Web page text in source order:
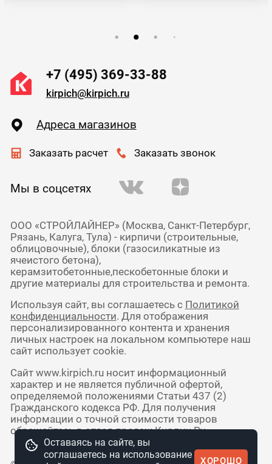
+7 (495) 369-33-88
kirpich@kirpich.ru
Адреса магазинов
Заказать расчет Заказать звонок
Мы в соцсетях
ООО «СТРОЙЛАЙНЕР» (Москва, Санкт-Петербург,
Рязань, Калуга, Тула) - кирпичи (строительные,
облицовочные), блоки (газосиликатные из
ячеистого бетона),
керамзитобетонные,пескобетонные блоки и
другие материалы для строительства и ремонта.
Используя сайт, вы соглашаетесь с Политикой
конфиденциальности. Для отображения
персонализированного контента и хранения
личных настроек на локальном компьютере наш
сайт использует cookie.
Сайт www.kirpich.ru носит информационный
характер и не является публичной офертой,
определяемой положениями Статьи 437 (2)
Гражданского кодекса РФ. Для получения
информации о точной стоимости товаров
обращайтесь в отдел продаж Кирпич Ру.
Оставаясь на сайте, вы
соглашаетесь на использование
ХОРОШО